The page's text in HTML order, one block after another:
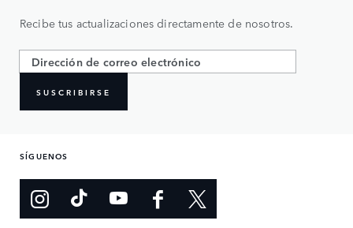
Recibe tus actualizaciones directamente de nosotros.
SUSCRIBIRSE
SÍGUENOS